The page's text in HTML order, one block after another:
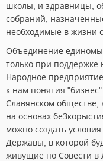
школы, и здравницы,
собраний,
необходимые в жизни
Объединение
только при поддержке
Народное
к нам понятия
Славянском
на основах
можно создать
Державы, в которой
живущие по Совести в